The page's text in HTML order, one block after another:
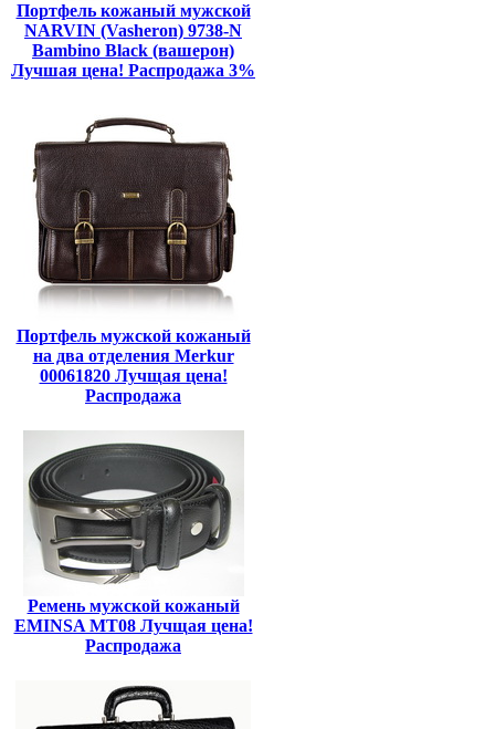
Портфель кожаный мужской
NARVIN (Vasheron) 9738-N
Bambino Black (вашерон)
Лучшая цена! Распродажа 3%
Портфель мужской кожаный
на два отделения Merkur
00061820 Лучщая цена!
Распродажа
Ремень мужской кожаный
EMINSA MT08 Лучщая цена!
Распродажа